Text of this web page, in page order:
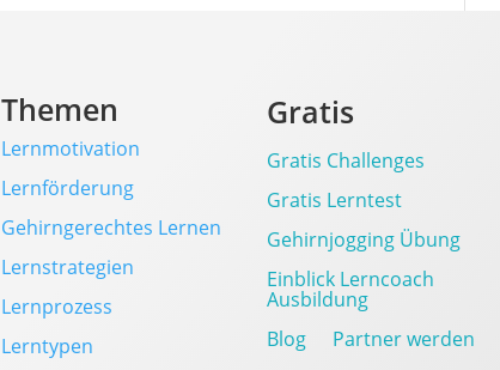
Themen
Lernmotivation
Lernförderung
Gehirngerechtes Lernen
Lernstrategien
Lernprozess
Lerntypen
Gratis
Gratis Challenges
Gratis Lerntest
Gehirnjogging Übung
Einblick Lerncoach
Ausbildung
Blog
Partner werden